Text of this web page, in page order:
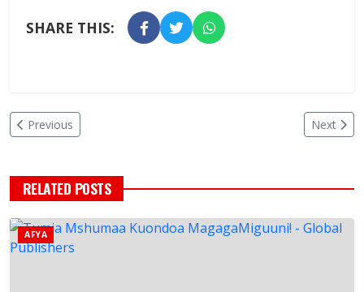
SHARE THIS:
Previous Next
RELATED POSTS
AFYA